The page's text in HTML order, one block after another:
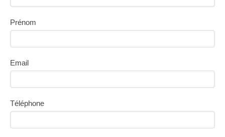
Prénom
Email
Téléphone